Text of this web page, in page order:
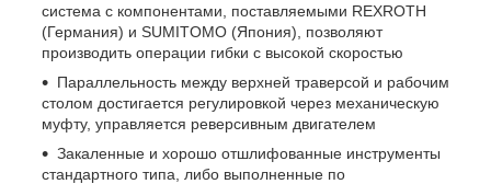
система с компонентами, поставляемыми REXROTH
(Германия) и SUMITOMO (Япония), позволяют
производить операции гибки с высокой скоростью
Параллельность между верхней траверсой и рабочим
столом достигается регулировкой через механическую
муфту, управляется реверсивным двигателем
Закаленные и хорошо отшлифованные инструменты
стандартного типа, либо выполненные по